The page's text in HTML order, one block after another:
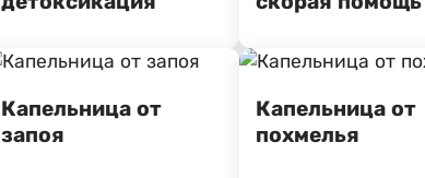
Капельница от
запоя
Капельница от
похмелья